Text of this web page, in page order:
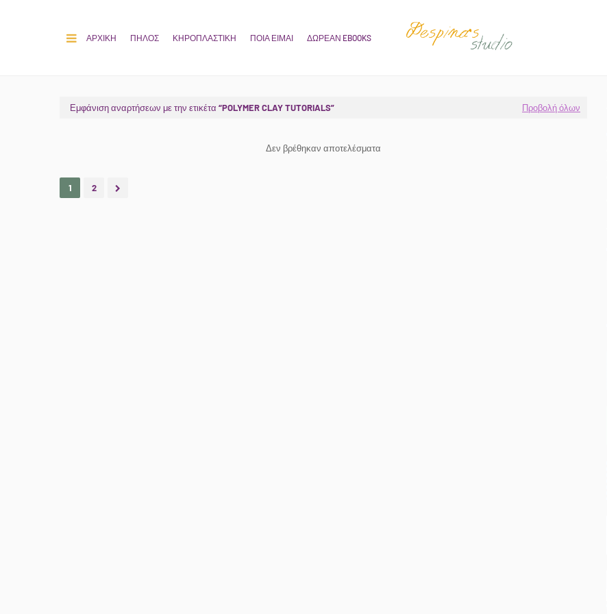
ΑΡΧΙΚΗ ΠΗΛΟΣ ΚΗΡΟΠΛΑΣΤΙΚΗ ΠΟΙΑ ΕΙΜΑΙ ΔΩΡΕΑΝ EBOOKS
Εμφάνιση αναρτήσεων με την ετικέτα POLYMER CLAY TUTORIALS Προβολή όλων
Δεν βρέθηκαν αποτελέσματα
1 2